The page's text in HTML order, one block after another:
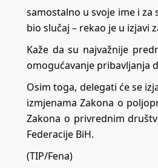
samostalno u svoje ime i
bio slučaj – rekao je u izjavi
Kaže da su najvažnije
omogućavanje pribavljanja
Osim toga, delegati će se
izmjenama Zakona o
Zakona o privrednim
Federacije BiH.
(TIP/Fena)